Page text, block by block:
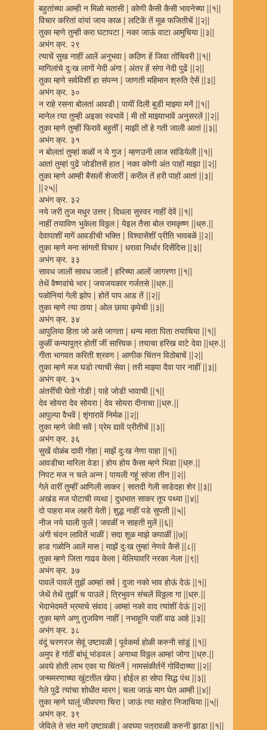
बहुतांच्या आम्ही न मिळो मतासी | कोणी कैसी कैसी भावनेच्या ||१||
विचार करितां वांयां जाय काळ | लटिकें तें मूळ फजितीचें ||२||
तुका म्हणे तुम्ही करा घटापटा | नका जाऊं वाटा आमुचिया ||३||
अभंग क्र. २९
त्याचें सुख नाहीं आलें अनुभवा | कठिण हें जिवा तोंचिवरी ||१||
मागिलांचे दुःख लागों नेदी अंगा | अंतर हें संगा नेदी पुढें ||२||
तुका म्हणे सर्वविशीं हा संपन्न | जाणती महिमान श्रुति ऐसें ||३||
अभंग क्र. ३०
न राहे रसना बोलतां आवडी | पायीं दिली बुडी माझ्या मनें ||१||
मानेल त्या तुम्ही अइका स्वभावें | मी तों माझ्याभावें अनुसरलें ||२||
तुका म्हणे तुम्हीं फिरावें बहुतीं | माझी तों हे गती जाली आतां ||३||
अभंग क्र. ३१
न बोलतां तुम्हां कळों न ये गुज | म्हणउनी लाज सांडियेली ||१||
आतां तुम्हां पुढें जोडीतसें हात | नका कोणी अंत पाहों माझा ||२||
तुका म्हणे आम्ही बैसलों शेजारीं | करील तें हरी पाहों आतां ||३||
||२५||
अभंग क्र. ३२
नये जरी तुज मधुर उत्तर | दिधला सुस्वर नाहीं देवें ||१||
नाहीं तयाविण भुकेला विठ्ठल | येइल तैसा बोल रामकृष्ण ||ध्रु.||
देवापाशीं मागें आवडीची भक्ति | विश्वासेंशीं प्रीति भावबळें ||२||
तुका म्हणे मना सांगतों विचार | धरावा निर्धार दिसेंदिस ||३||
अभंग क्र. ३३
सावध जालों सावध जालों | हरिच्या आलों जागरणा ||१||
तेथें वैष्णवांचे भार | जयजयकार गर्जतसे ||ध्रु.||
पळोनियां गेली झोप | होतें पाप आड तें ||२||
तुका म्हणे त्या ठाया | ओल छाया कृपेची ||३||
अभंग क्र. ३४
आपुलिया हिता जो असे जागता | धन्य माता पिता तयाचिया ||१||
कुळीं कन्यापुत्र होतीं जीं सात्त्विक | तयाचा हरिख वाटे देवा ||ध्रु.||
गीता भागवत करिती श्रवण | आणीक चिंतन विठोबाचें ||२||
तुका म्हणे मज घडो त्याची सेवा | तरी माझ्या दैवा पार नाहीं ||३||
अभंग क्र. ३५
अंतरींची घेतो गोडी | पाहे जोडी भावाची ||१||
देव सोयरा देव सोयरा | देव सोयरा दीनाचा ||ध्रु.||
आपुल्या वैभवें | शृंगारावें निर्मळ ||२||
तुका म्हणे जेवी सवें | प्रेम द्यावें प्रीतीचें ||३||
अभंग क्र. ३६
सुखें वोळंब दावी गोहा | माझें दुःख नेणा पाहा ||१||
आवडीचा मारिला वेडा | होय होय कैसा म्हणे भिडा ||ध्रु.||
निपट मज न चले अन्न | पायली गहूं सांजा तीन ||२||
गेले वारीं तुम्हीं आणिली साकर | सातदी गेली साडेदहा शेर ||३||
अखंड मज पोटाची व्यथा | दुधभात साकर तूप पथ्या ||४||
दो पाहरा मज लहरी येती | शुद्ध नाहीं पडे सुपती ||५||
नीज नये घाली फुलें | जवळीं न साहती मुलें ||६||
अंगी चंदन लावितें भाळीं | सदा शूळ माझे कपाळीं ||७||
हाड गळोनि आलें मास | माझें दुःख तुम्हां नेणवे कैसें ||८||
तुका म्हणे जिता गाढव केला | मेलियावरि नरका नेला ||९||
अभंग क्र. ३७
पावलें पावलें तुझें आम्हां सर्व | दुजा नको भाव होऊं देऊं ||१||
जेथें तेथें तुझीं च पाउलें | त्रिभुवन संचलें विठ्ठला गा ||ध्रु.||
भेदाभेदमतें भ्रमाचे संवाद | आम्हां नको वाद त्यांशीं देऊं ||२||
तुका म्हणे अणु तुजविण नाहीं | नभाहूनि पाहीं वाढ आहे ||३||
अभंग क्र. ३८
वंदूं चरणरज सेवूं उष्टावळी | पूर्वकर्मा होळी करुनी सांडूं ||१||
अमुप हे गांठीं बांधूं भांडवल | अनाथा विठ्ठल आम्हां जोगा ||ध्रु.||
अवघे होती लाभ एका या चिंतनें | नामसंकीर्तनें गोविंदाच्या ||२||
जन्ममरणाच्या खुंटतील खेपा | होईल हा सोपा सिद्ध पंथ ||३||
गेले पुढें त्यांचा शोधीत मारग | चला जाऊं माग घेत आम्ही ||४||
तुका म्हणे घालूं जीवपणा चिरा | जाऊं त्या माहेरा निजाचिया ||५||
अभंग क्र. ३९
जेविले ते संत मागें उष्टावळी | अवघ्या पत्रावळी करुनी झाडा ||१||